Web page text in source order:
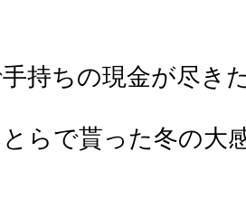
持ちの現金が尽き
らで貰った冬の大